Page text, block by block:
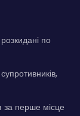
по
за перше місце